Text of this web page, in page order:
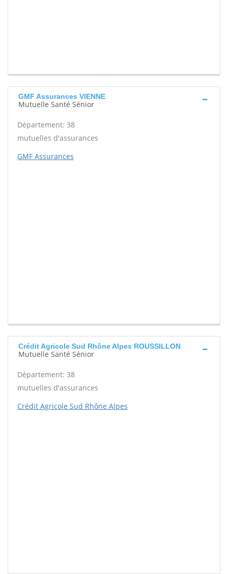
GMF Assurances VIENNE
Mutuelle Santé Sénior
Département: 38
mutuelles d'assurances
GMF Assurances
Crédit Agricole Sud Rhône Alpes ROUSSILLON
Mutuelle Santé Sénior
Département: 38
mutuelles d'assurances
Crédit Agricole Sud Rhône Alpes